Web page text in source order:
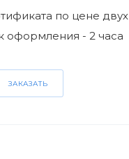
по цене двух
оформления - 2 часа
ЗАКАЗАТЬ